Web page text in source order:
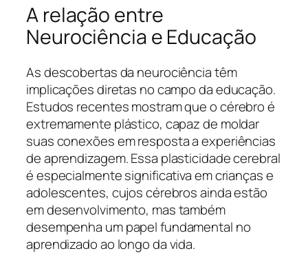
A relação entre
Neurociência e Educação
As descobertas da neurociência têm
implicações diretas no campo da educação.
Estudos recentes mostram que o cérebro é
extremamente plástico, capaz de moldar
suas conexões em resposta a experiências
de aprendizagem. Essa plasticidade cerebral
é especialmente significativa em crianças e
adolescentes, cujos cérebros ainda estão
em desenvolvimento, mas também
desempenha um papel fundamental no
aprendizado ao longo da vida.